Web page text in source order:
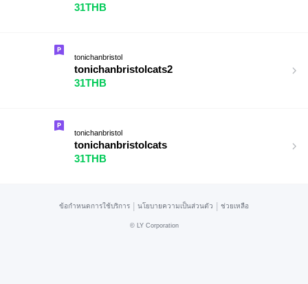
31THB
tonichanbristol
tonichanbristolcats2
31THB
tonichanbristol
tonichanbristolcats
31THB
ข้อกำหนดการใช้บริการ นโยบายความเป็นส่วนตัว ช่วยเหลือ
© LY Corporation